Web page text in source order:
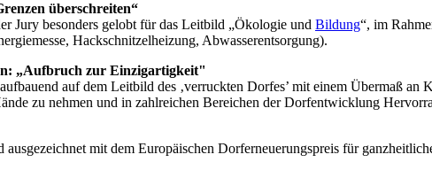
überschreiten“
Jury besonders gelobt für das Leitbild „Ökologie und Bildung“, im
Hackschnitzelheizung, Abwasserentsorgung).
„Aufbruch zur Einzigartigkeit"
auf dem Leitbild des ‚verruckten Dorfes’ mit einem Übermaß
zu nehmen und in zahlreichen Bereichen der Dorfentwicklung
ausgezeichnet mit dem Europäischen Dorferneuerungspreis für